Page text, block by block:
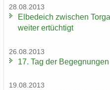
28.08.2013
El­be­deich zwi­schen
wei­ter er­tüch­tigt
26.08.2013
17. Tag der
19.08.2013